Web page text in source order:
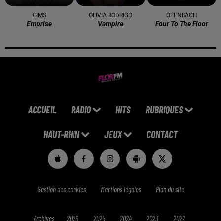
GIMS
Emprise
OLIVIA RODRIGO
Vampire
OFENBACH
Four To The Floor
ACCUEIL RADIO HITS RUBRIQUES
HAUT-RHIN JEUX CONTACT
Gestion des cookies Mentions légales Plan du site
Archives 2026 2025 2024 2023 2022